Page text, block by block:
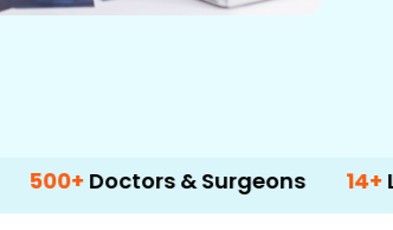
Doctors & Surgeons 14+